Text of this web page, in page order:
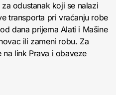
odustanak koji se nalazi
transporta pri vraćanju robe
dana prijema Alati i Mašine
ili zameni robu. Za
na link Prava i obaveze